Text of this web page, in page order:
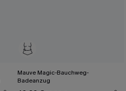
Mauve Magic-Bauchweg-
Badeanzug